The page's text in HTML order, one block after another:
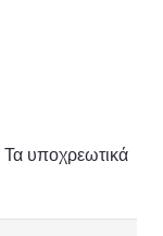
Τα υποχρεωτικά